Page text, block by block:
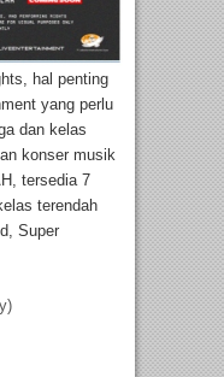
hal penting
yang perlu
dan kelas
konser musik
tersedia 7
terendah
Super